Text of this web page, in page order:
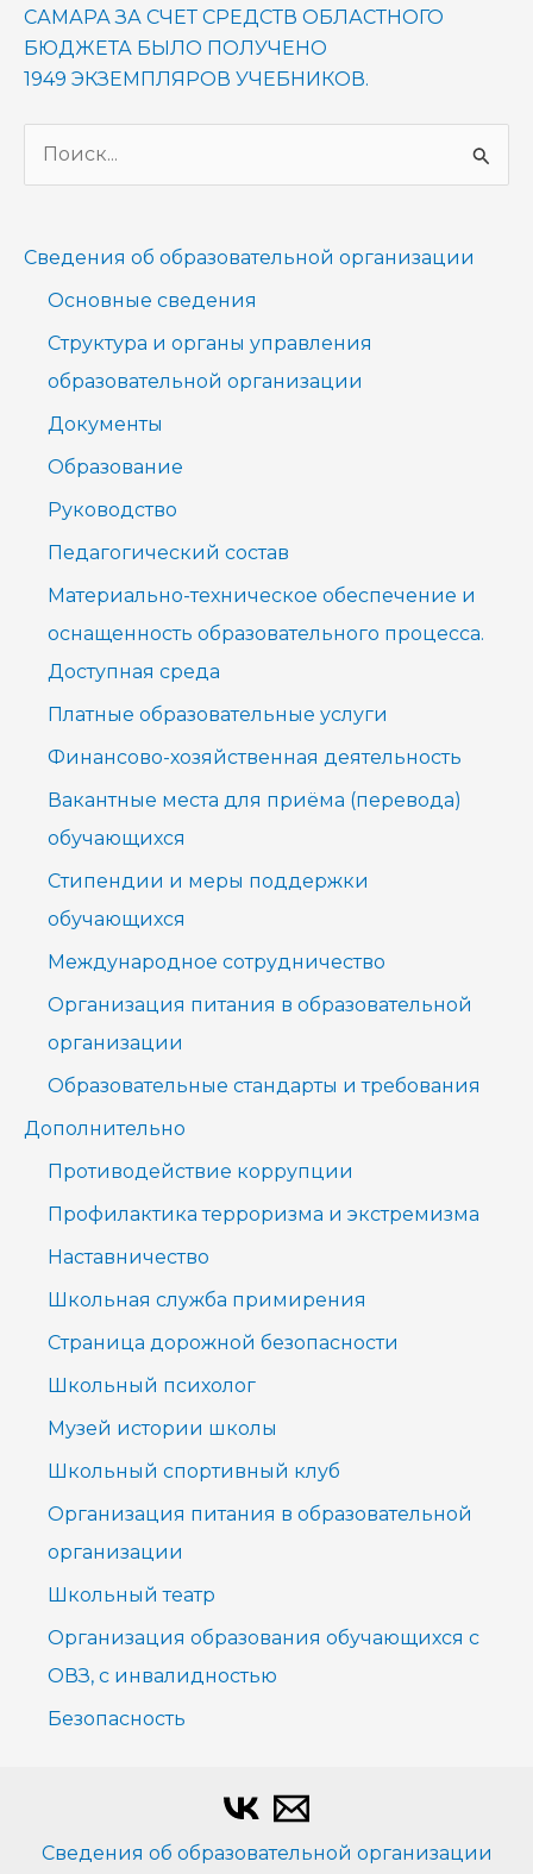
САМАРА ЗА СЧЕТ СРЕДСТВ ОБЛАСТНОГО
БЮДЖЕТА БЫЛО ПОЛУЧЕНО
1949 ЭКЗЕМПЛЯРОВ УЧЕБНИКОВ.
Сведения об образовательной организации
Основные сведения
Структура и органы управления
образовательной организации
Документы
Образование
Руководство
Педагогический состав
Материально-техническое обеспечение и
оснащенность образовательного процесса.
Доступная среда
Платные образовательные услуги
Финансово-хозяйственная деятельность
Вакантные места для приёма (перевода)
обучающихся
Стипендии и меры поддержки
обучающихся
Международное сотрудничество
Организация питания в образовательной
организации
Образовательные стандарты и требования
Дополнительно
Противодействие коррупции
Профилактика терроризма и экстремизма
Наставничество
Школьная служба примирения
Страница дорожной безопасности
Школьный психолог
Музей истории школы
Школьный спортивный клуб
Организация питания в образовательной
организации
Школьный театр
Организация образования обучающихся с
ОВЗ, с инвалидностью
Безопасность
Сведения об образовательной организации